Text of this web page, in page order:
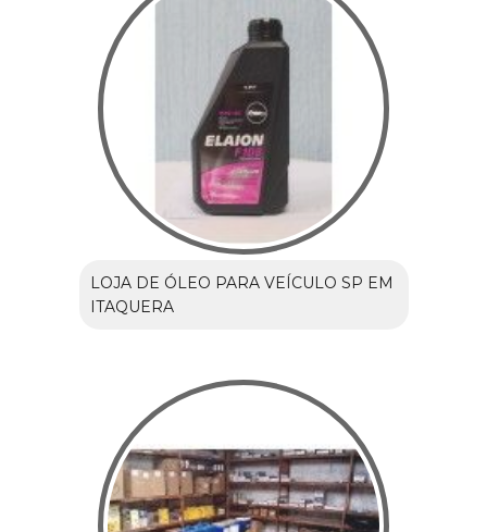
LOJA DE ÓLEO PARA VEÍCULO SP EM
ITAQUERA